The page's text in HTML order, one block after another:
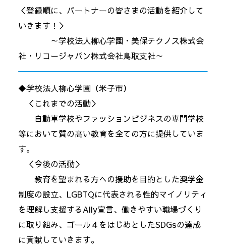
＜登録順に、パートナーの皆さまの活動を紹介して
いきます！＞
～学校法人柳心学園・美保テクノス株式会
社・リコージャパン株式会社鳥取支社～
◆学校法人柳心学園（米子市）
＜これまでの活動＞
自動車学校やファッションビジネスの専門学校
等において質の高い教育を全ての方に提供していま
す。
＜今後の活動＞
教育を望まれる方への援助を目的とした奨学金
制度の設立、LGBTQに代表される性的マイノリティ
を理解し支援するAlly宣言、働きやすい職場づくり
に取り組み、ゴール４をはじめとしたSDGsの達成
に貢献していきます。